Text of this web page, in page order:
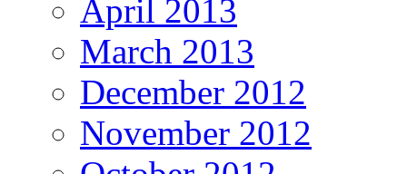
April 2013
March 2013
December 2012
November 2012